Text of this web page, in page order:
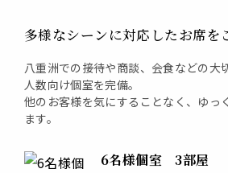
多様なシーンに対応したお席を
八重洲での接待や商談、会食などの大
人数向け個室を完備。
他のお客様を気にすることなく、ゆっ
ます。
6名様個室 3部屋